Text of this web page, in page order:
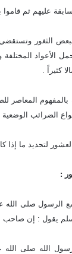
عليهم ثم
الثغور وتستقضي
الأعواد المختلفة
كثيراً .
المعاصر
الضرائب الوضعية
لتحديد ما إذا
:
الرسول صلى
يقول : إن صاحب
الله صلى الله